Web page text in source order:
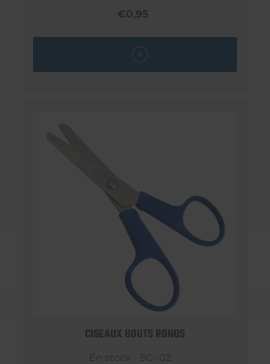
€0,95
CISEAUX BOUTS RONDS
En stock - SCI-02